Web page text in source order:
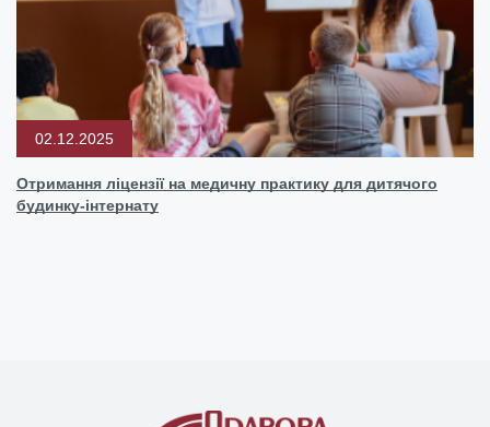
02.12.2025
Отримання ліцензії на медичну практику для дитячого
будинку-інтернату